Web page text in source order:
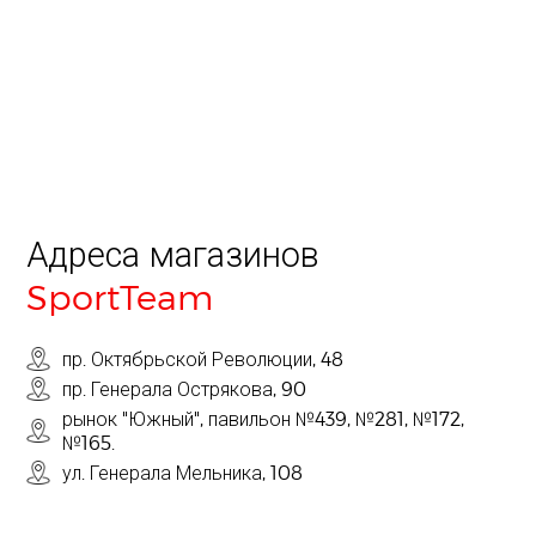
Адреса магазинов
SportTeam
пр. Октябрьской Революции, 48
пр. Генерала Острякова, 90
рынок "Южный", павильон №439, №281, №172,
№165.
ул. Генерала Мельника, 108